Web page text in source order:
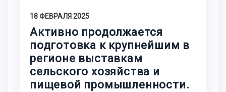
18 ФЕВРАЛЯ 2025
Активно продолжается
подготовка к крупнейшим в
регионе выставкам
сельского хозяйства и
пищевой промышленности.